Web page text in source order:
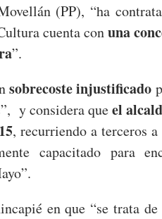
(PP), “ha
cuenta conuna
”.
sobrecoste injustificado
y considera queel
, recurriendo a terceros a
capacitado para
en que “se trata